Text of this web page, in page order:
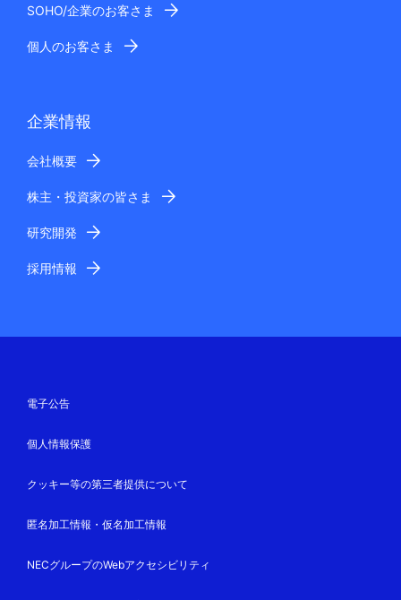
SOHO/企業のお客さま
個人のお客さま
企業情報
会社概要
株主・投資家の皆さま
研究開発
採用情報
電子公告
個人情報保護
クッキー等の第三者提供について
匿名加工情報・仮名加工情報
NECグループのWebアクセシビリティ